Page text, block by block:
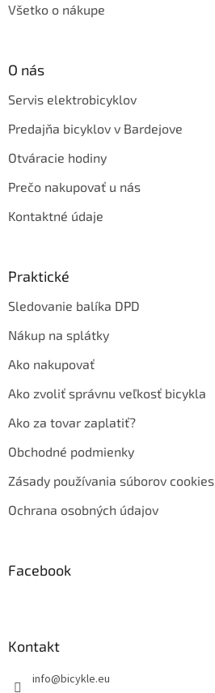
Všetko o nákupe
O nás
Servis elektrobicyklov
Predajňa bicyklov v Bardejove
Otváracie hodiny
Prečo nakupovať u nás
Kontaktné údaje
Praktické
Sledovanie balíka DPD
Nákup na splátky
Ako nakupovať
Ako zvoliť správnu veľkosť bicykla
Ako za tovar zaplatiť?
Obchodné podmienky
Zásady používania súborov cookies
Ochrana osobných údajov
Facebook
Kontakt
info@bicykle.eu